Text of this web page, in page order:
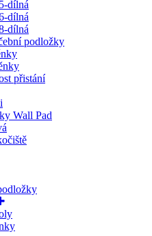
dílná
dílná
dílná
podložky
přistání
Wall Pad